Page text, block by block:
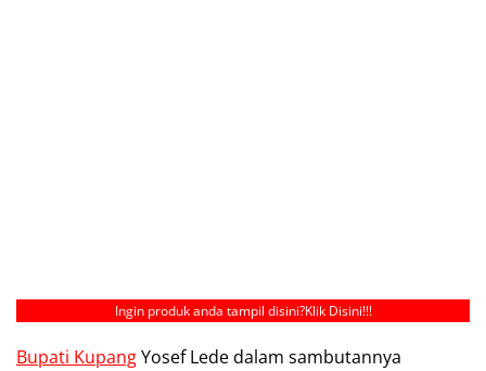
Ingin produk anda tampil disini?Klik Disini!!!
Bupati KupangYosef Lede dalam sambutannya